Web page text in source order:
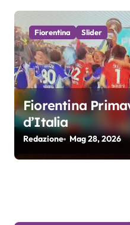
Fiorentina Slider
Fiorentina
d’Italia
Redazione Mag 28, 2026